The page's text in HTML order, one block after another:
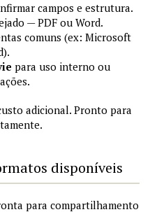
campos e estrutura.
— PDF ou Word.
comuns (ex: Microsoft
para uso interno ou
adicional. Pronto para
disponíveis
para compartilhamento